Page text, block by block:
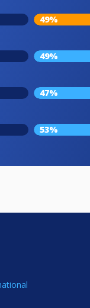
49%
49%
47%
53%